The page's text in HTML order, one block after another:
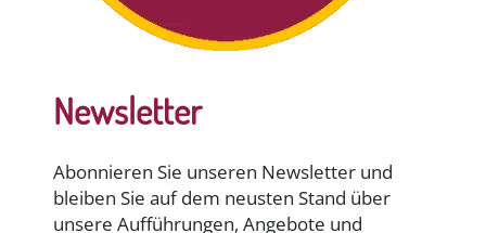
Newsletter
Abonnieren Sie unseren Newsletter und
bleiben Sie auf dem neusten Stand über
unsere Aufführungen, Angebote und